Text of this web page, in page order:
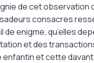
de cet observation
consacres
de enigme, qu’elles
et des
et cette